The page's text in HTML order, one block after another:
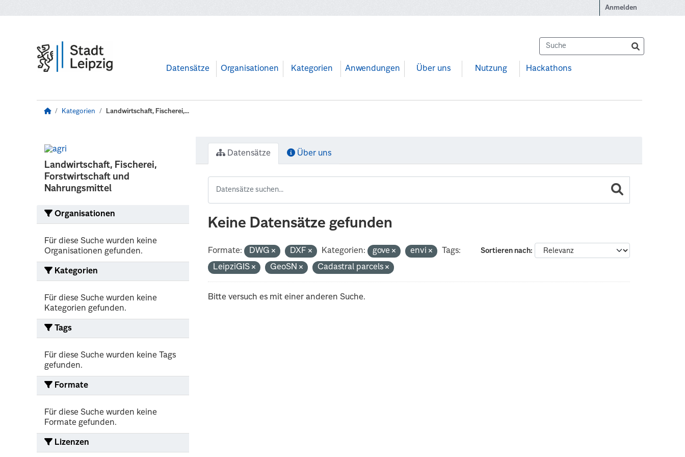
Anmelden
Datensätze Organisationen Kategorien Anwendungen Über uns Nutzung Hackathons
Kategorien Landwirtschaft, Fischerei,...
Landwirtschaft, Fischerei,
Forstwirtschaft und
Nahrungsmittel
Organisationen
Für diese Suche wurden keine
Organisationen gefunden.
Kategorien
Für diese Suche wurden keine
Kategorien gefunden.
Tags
Für diese Suche wurden keine Tags
gefunden.
Formate
Für diese Suche wurden keine
Formate gefunden.
Lizenzen
Datensätze Über uns
Keine Datensätze gefunden
Sortieren nach
Formate: DWG DXF Kategorien: gove envi
Tags:
LeipziGIS
GeoSN Cadastral parcels
Bitte versuch es mit einer anderen Suche.